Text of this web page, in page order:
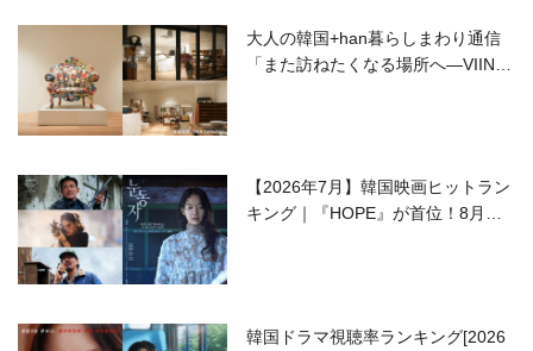
大人の韓国+han暮らしまわり通信
「また訪ねたくなる場所へ―VIIN C
【2026年7月】韓国映画ヒットラン
キング｜『HOPE』が首位！8月公
韓国ドラマ視聴率ランキング[2026